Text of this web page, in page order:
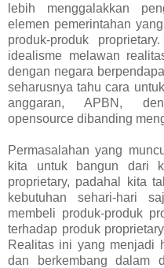
lebih menggalakkan
elemen pemerintahan
produk-produk
idealisme melawan
dengan negara
seharusnya tahu cara
anggaran, APBN,
opensource dibanding
Permasalahan yang
kita untuk bangun dari
proprietary, padahal kita
kebutuhan sehari-hari
membeli produk-produk
terhadap produk
Realitas ini yang menjadi
dan berkembang dalam